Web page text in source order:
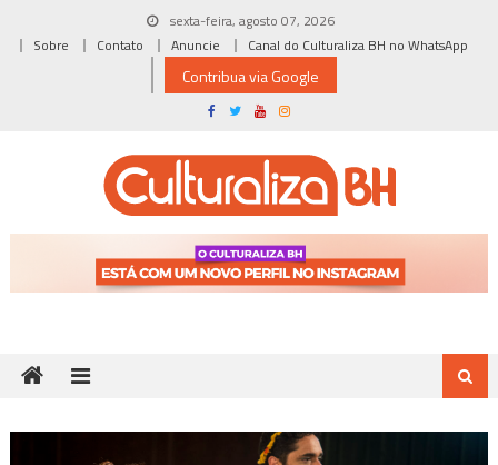
sexta-feira, agosto 07, 2026
Sobre
Contato Anuncie Canal do Culturaliza BH no WhatsApp
Contribua via Google